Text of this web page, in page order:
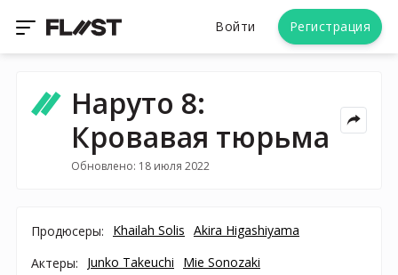
Войти Регистрация
Наруто 8:
Кровавая тюрьма
Обновлено: 18 июля 2022
Продюсеры: Khailah Solis Akira Higashiyama
Актеры:
Junko Takeuchi
Mie Sonozaki